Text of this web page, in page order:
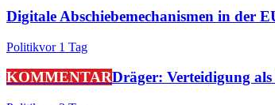
Digitale Abschiebemechanismen in der
Politikvor 1 Tag
KOMMENTARDräger: Verteidigung